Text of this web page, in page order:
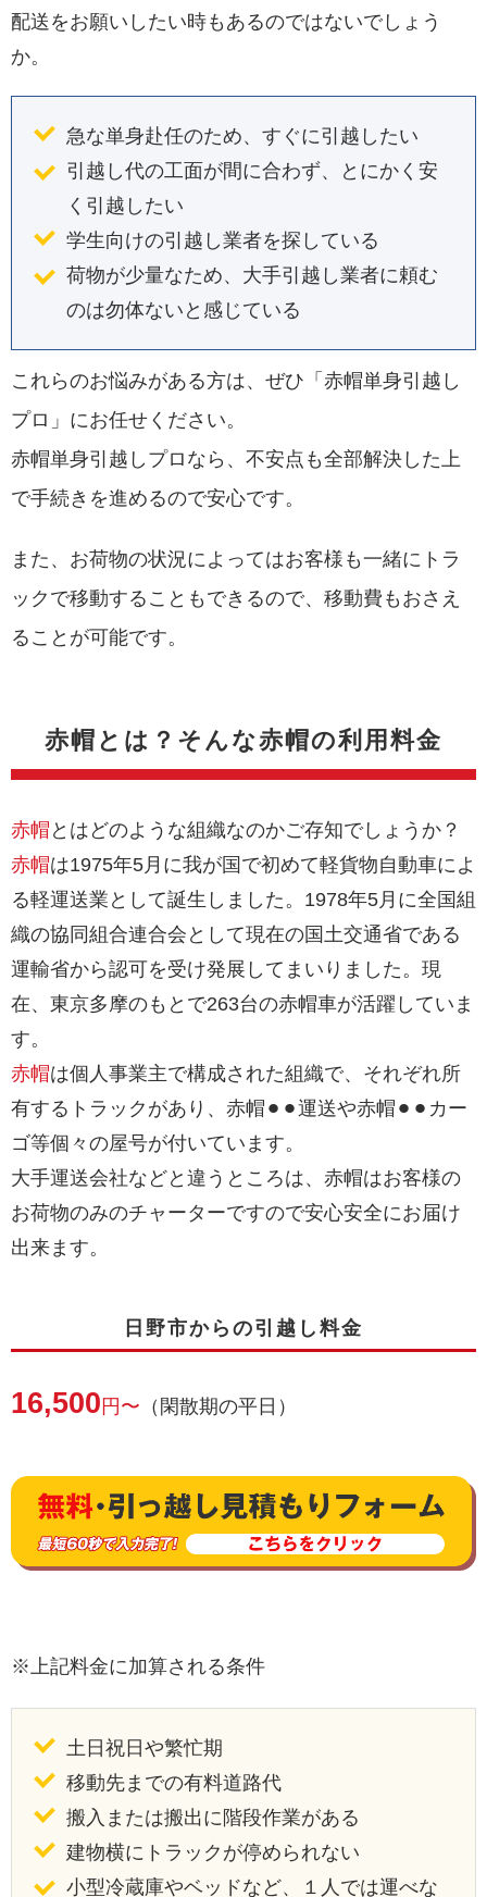
配送をお願いしたい時もあるのではないでしょう
か。
急な単身赴任のため、すぐに引越したい
引越し代の工面が間に合わず、とにかく安
く引越したい
学生向けの引越し業者を探している
荷物が少量なため、大手引越し業者に頼む
のは勿体ないと感じている
これらのお悩みがある方は、ぜひ「赤帽単身引越し
プロ」にお任せください。
赤帽単身引越しプロなら、不安点も全部解決した上
で手続きを進めるので安心です。
また、お荷物の状況によってはお客様も一緒にトラ
ックで移動することもできるので、移動費もおさえ
ることが可能です。
赤帽とは？そんな赤帽の利用料金
赤帽 とはどのような組織なのかご存知でしょうか？
赤帽は1975年5月に我が国で初めて軽貨物自動車によ
る軽運送業として誕生しました。1978年5月に全国組
織の協同組合連合会として現在の国土交通省である
運輸省から認可を受け発展してまいりました。現
在、東京多摩のもとで263台の赤帽車が活躍していま
す。
赤帽は個人事業主で構成された組織で、それぞれ所
有するトラックがあり、赤帽⚫︎⚫︎運送や赤帽⚫︎⚫︎カー
ゴ等個々の屋号が付いています。
大手運送会社などと違うところは、赤帽はお客様の
お荷物のみのチャーターですので安心安全にお届け
出来ます。
日野市からの引越し料金
16,500 円〜 （閑散期の平日）
※上記料金に加算される条件
土日祝日や繁忙期
移動先までの有料道路代
搬入または搬出に階段作業がある
建物横にトラックが停められない
小型冷蔵庫やベッドなど、１人では運べな